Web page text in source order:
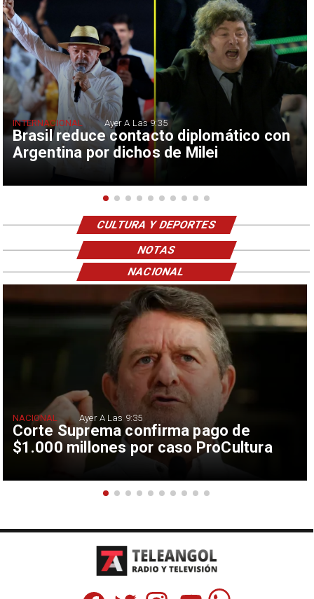
Brasil reduce contacto diplomático con
Argentina por dichos de Milei
INTERNACIONAL Ayer A Las 9:35
CULTURA Y DEPORTES
NOTAS
Corte Suprema confirma pago de
$1.000 millones por caso ProCultura
NACIONAL Ayer A Las 9:35
NACIONAL